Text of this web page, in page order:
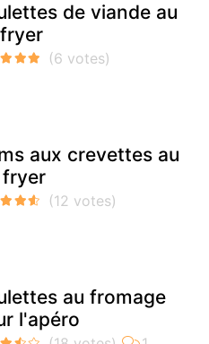
de viande au
aux crevettes au
au fromage
l'apéro